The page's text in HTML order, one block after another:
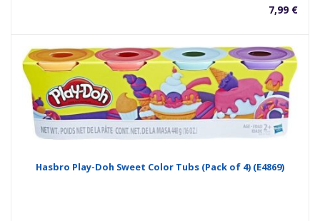
7,99 €
Hasbro Play-Doh Sweet Color Tubs (Pack of 4) (E4869)